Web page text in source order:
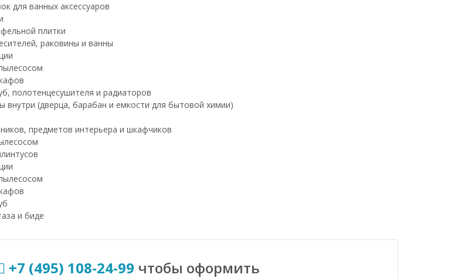
для ванных аксессуаров
плитки
раковины и ванны
полотенцесушителя и радиаторов
(дверца, барабан и емкости для бытовой химии)
предметов интерьера и шкафчиков
и биде
+7 (495) 108-24-99 чтобы оформить